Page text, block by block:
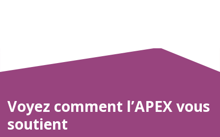
Voyez comment l’APEX vous
soutient